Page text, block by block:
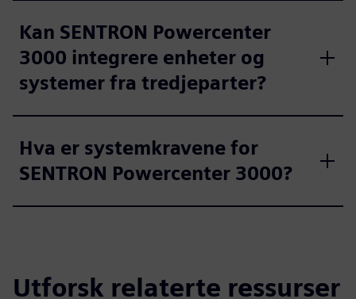
Kan SENTRON Powercenter
3000 integrere enheter og
systemer fra tredjeparter?
Hva er systemkravene for
SENTRON Powercenter 3000?
Utforsk relaterte ressurser